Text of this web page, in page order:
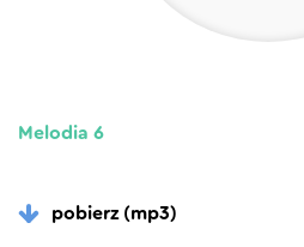
Melodia 6
pobierz (mp3)